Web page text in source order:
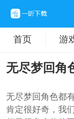
首页 游
无尽梦回角
无尽梦回角色都
肯定很好奇，我